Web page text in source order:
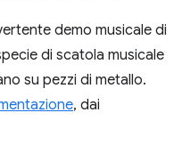
demo musicale di
di scatola musicale
su pezzi di metallo.
, dai